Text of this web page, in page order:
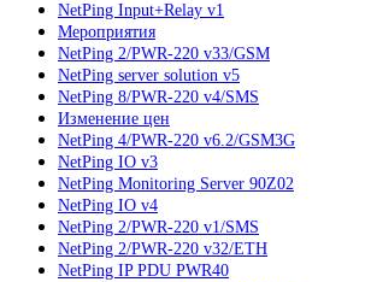
NetPing Input+Relay v1
Мероприятия
NetPing 2/PWR-220 v33/GSM
NetPing server solution v5
NetPing 8/PWR-220 v4/SMS
Изменение цен
NetPing 4/PWR-220 v6.2/GSM3G
NetPing IO v3
NetPing Monitoring Server 90Z02
NetPing IO v4
NetPing 2/PWR-220 v1/SMS
NetPing 2/PWR-220 v32/ETH
NetPing IP PDU PWR40